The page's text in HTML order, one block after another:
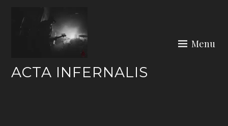
ACTA INFERNALIS
Menu